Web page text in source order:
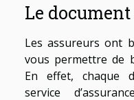
Le
Les assureurs ont
vous permettre de
En effet, chaque
service